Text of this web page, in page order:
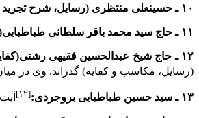
۱۰ ـ حسینعلى منتظرى (رسایل، شرح تجرید و منظومه ملاهادى سبزوارى).
۱۱ ـ حاج سید محمد باقر سلطانى طباطبایى(کفایه).
۱۲ ـ حاج شیخ عبدالحسین فقیهى رشتى(کفایه):
(رسایل، مکاسب و کفایه) گذراند. وى در
۱۳ ـ سید حسین طباطبایى بروجردى: [۱۲]